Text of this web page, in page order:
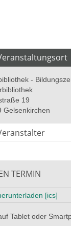
-
19
Gelsenkirchen
TERMIN
[ics]
Tablet oder